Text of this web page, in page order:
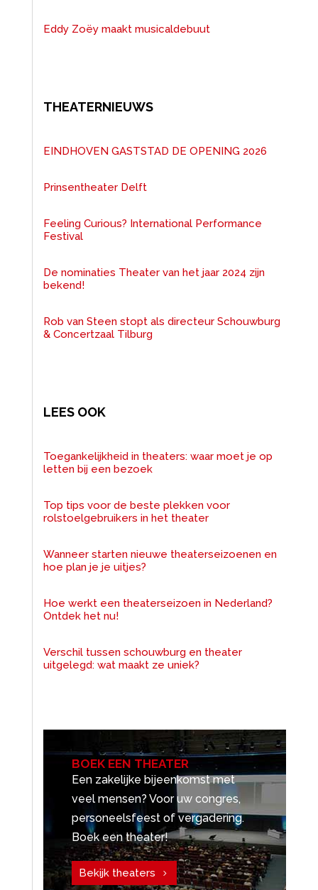
Eddy Zoëy maakt musicaldebuut
THEATERNIEUWS
EINDHOVEN GASTSTAD DE OPENING 2026
Prinsentheater Delft
Feeling Curious? International Performance
Festival
De nominaties Theater van het jaar 2024 zijn
bekend!
Rob van Steen stopt als directeur Schouwburg
& Concertzaal Tilburg
LEES OOK
Toegankelijkheid in theaters: waar moet je op
letten bij een bezoek
Top tips voor de beste plekken voor
rolstoelgebruikers in het theater
Wanneer starten nieuwe theaterseizoenen en
hoe plan je je uitjes?
Hoe werkt een theaterseizoen in Nederland?
Ontdek het nu!
Verschil tussen schouwburg en theater
uitgelegd: wat maakt ze uniek?
BOEK EEN THEATER
Een zakelijke bijeenkomst met
veel mensen? Voor uw congres,
personeelsfeest of vergadering.
Boek een theater!
Bekijk theaters